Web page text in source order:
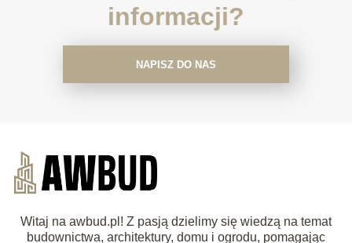
informacji?
NAPISZ DO NAS
Witaj na awbud.pl! Z pasją dzielimy się wiedzą na temat
budownictwa, architektury, domu i ogrodu, pomagając